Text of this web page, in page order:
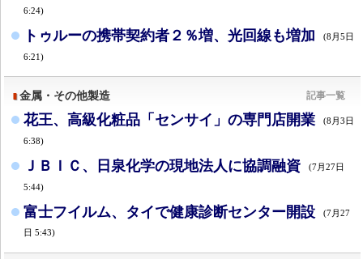
6:24)
トゥルーの携帯契約者２％増、光回線も増加 (8月5日
6:21)
金属・その他製造 記事一覧
花王、高級化粧品「センサイ」の専門店開業 (8月3日
6:38)
ＪＢＩＣ、日泉化学の現地法人に協調融資 (7月27日
5:44)
富士フイルム、タイで健康診断センター開設
(7月27
日 5:43)